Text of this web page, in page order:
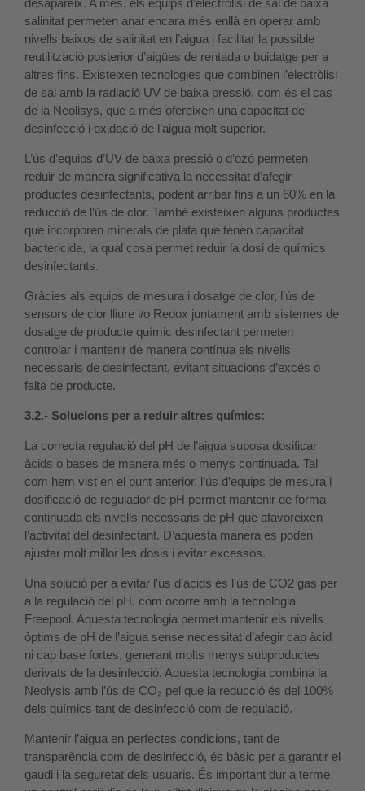
desapareix. A més, els equips d’electròlisi de sal de baixa
salinitat permeten anar encara més enllà en operar amb
nivells baixos de salinitat en l’aigua i facilitar la possible
reutilització posterior d’aigües de rentada o buidatge per a
altres fins. Existeixen tecnologies que combinen l’electròlisi
de sal amb la radiació UV de baixa pressió, com és el cas
de la Neolisys, que a més ofereixen una capacitat de
desinfecció i oxidació de l’aigua molt superior.
L’ús d’equips d’UV de baixa pressió o d’ozó permeten
reduir de manera significativa la necessitat d’afegir
productes desinfectants, podent arribar fins a un 60% en la
reducció de l’ús de clor. També existeixen alguns productes
que incorporen minerals de plata que tenen capacitat
bactericida, la qual cosa permet reduir la dosi de químics
desinfectants.
Gràcies als equips de mesura i dosatge de clor, l’ús de
sensors de clor lliure i/o Redox juntament amb sistemes de
dosatge de producte químic desinfectant permeten
controlar i mantenir de manera contínua els nivells
necessaris de desinfectant, evitant situacions d’excés o
falta de producte.
3.2.- Solucions per a reduir altres químics:
La correcta regulació del pH de l’aigua suposa dosificar
àcids o bases de manera més o menys continuada. Tal
com hem vist en el punt anterior, l’ús d’equips de mesura i
dosificació de regulador de pH permet mantenir de forma
continuada els nivells necessaris de pH que afavoreixen
l’activitat del desinfectant. D’aquesta manera es poden
ajustar molt millor les dosis i evitar excessos.
Una solució per a evitar l’ús d’àcids és l’ús de CO2 gas per
a la regulació del pH, com ocorre amb la tecnologia
Freepool. Aquesta tecnologia permet mantenir els nivells
òptims de pH de l’aigua sense necessitat d’afegir cap àcid
ni cap base fortes, generant molts menys subproductes
derivats de la desinfecció. Aquesta tecnologia combina la
Neolysis amb l’ús de CO₂ pel que la reducció és del 100%
dels químics tant de desinfecció com de regulació.
Mantenir l’aigua en perfectes condicions, tant de
transparència com de desinfecció, és bàsic per a garantir el
gaudi i la seguretat dels usuaris. És important dur a terme